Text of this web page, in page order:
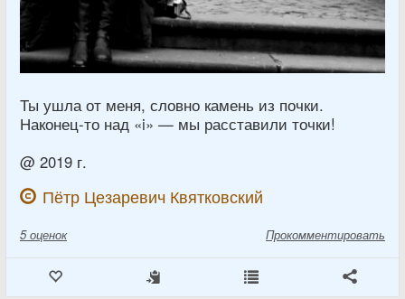
Ты ушла от меня, словно камень из почки.
Наконец-то над «i» — мы расставили точки!
@ 2019 г.
Пётр Цезаревич Квятковский
5 оценок Прокомментировать